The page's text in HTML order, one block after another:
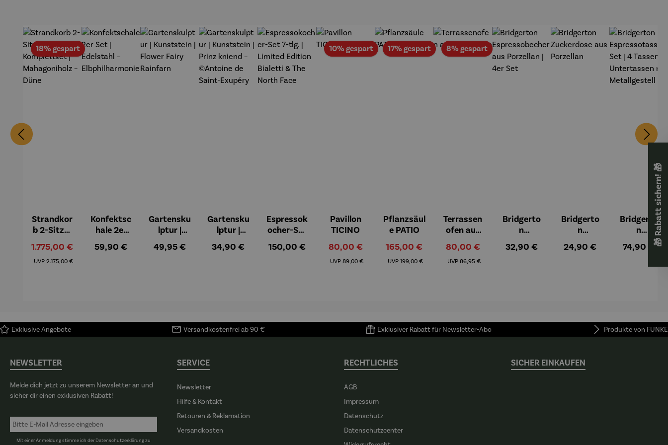
18% gespartRabatt
Strandkor
b 2-Sitzer
et |
Mahagoni
Verkaufspreis:
1.775,00 €
UVP Regulärer Preis:
2.175,00 €
Konfektsc
hale 2er
Edelstahl
Regulärer Preis:
59,90 €
Gartensku
lptur |
n | Flower
Regulärer Preis:
49,95 €
Gartensku
lptur |
n | Prinz
Regulärer Preis:
34,90 €
Espressok
ocher-Set
Limited
Regulärer Preis:
150,00 €
10% gespartRabatt
Pavillon
TICINO
Verkaufspreis:
80,00 €
UVP Regulärer Preis:
89,00 €
17% gespartRabatt
Pflanzsäul
e PATIO
Verkaufspreis:
165,00 €
UVP Regulärer Preis:
199,00 €
8% gespartRabatt
Terrassen
ofen aus
Verkaufspreis:
80,00 €
UVP Regulärer Preis:
86,95 €
Bridgerto
n
echer aus
Regulärer Preis:
32,90 €
Bridgerto
n
e aus
Regulärer Preis:
24,90 €
Bridgerto
n
Espressot
assen Set |
Regulärer
74,90 €
Exklusive Angebote Versandkostenfrei ab 90 € Exklusiver Rabatt für Newsletter-Abo Produkte von FUNKE
NEWSLETTER
Melde dich jetzt zu unserem Newsletter an und
sicher dir einen exklusiven Rabatt!
Mit einer Anmeldung stimme ich derDatenschutzerklärungzu
SERVICE
Newsletter
Hilfe & Kontakt
Retouren & Reklamation
Versandkosten
RECHTLICHES
AGB
Impressum
Datenschutz
Datenschutzcenter
SICHER EINKAUFEN
🎁 Rabatt sichern! 🎁